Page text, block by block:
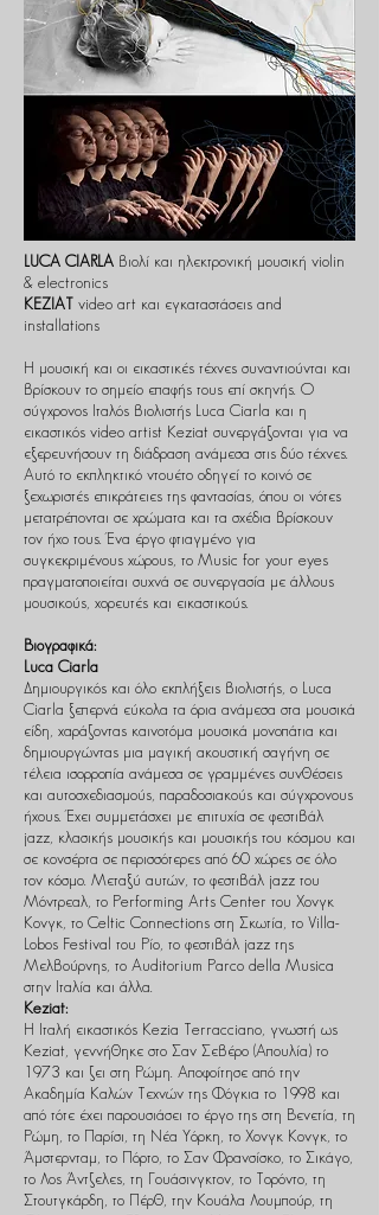
LUCA CIARLA βιολί και ηλεκτρονική μουσική violin
& electronics
KEZIAT video art και εγκαταστάσεις and
installations
Η μουσική και οι εικαστικές τέχνες συναντιούνται και
βρίσκουν το σημείο επαφής τους επί σκηνής. Ο
σύγχρονος Ιταλός βιολιστής Luca Ciarla και η
εικαστικός video artist Keziat συνεργάζονται για να
εξερευνήσουν τη διάδραση ανάμεσα στις δύο τέχνες.
Αυτό το εκπληκτικό ντουέτο οδηγεί το κοινό σε
ξεχωριστές επικράτειες της φαντασίας, όπου οι νότες
μετατρέπονται σε χρώματα και τα σχέδια βρίσκουν
τον ήχο τους. Ένα έργο φτιαγμένο για
συγκεκριμένους χώρους, το Music for your eyes
πραγματοποιείται συχνά σε συνεργασία με άλλους
μουσικούς, χορευτές και εικαστικούς.
Βιογραφικά:
Luca Ciarla
Δημιουργικός και όλο εκπλήξεις βιολιστής, ο Luca
Ciarla ξεπερνά εύκολα τα όρια ανάμεσα στα μουσικά
είδη, χαράζοντας καινοτόμα μουσικά μονοπάτια και
δημιουργώντας μια μαγική ακουστική σαγήνη σε
τέλεια ισορροπία ανάμεσα σε γραμμένες συνθέσεις
και αυτοσχεδιασμούς, παραδοσιακούς και σύγχρονους
ήχους. Έχει συμμετάσχει με επιτυχία σε φεστιβάλ
jazz, κλασικής μουσικής και μουσικής του κόσμου και
σε κονσέρτα σε περισσότερες από 60 χώρες σε όλο
τον κόσμο. Μεταξύ αυτών, το φεστιβάλ jazz του
Μόντρεαλ, το Performing Arts Center του Χονγκ
Κονγκ, το Celtic Connections στη Σκωτία, το Villa-
Lobos Festival του Ρίο, το φεστιβάλ jazz της
Μελβούρνης, το Auditorium Parco della Musica
στην Ιταλία και άλλα.
Keziat:
Η Ιταλή εικαστικός Kezia Terracciano, γνωστή ως
Keziat, γεννήθηκε στο Σαν Σεβέρο (Απουλία) το
1973 και ζει στη Ρώμη. Αποφοίτησε από την
Ακαδημία Καλών Τεχνών της Φόγκια το 1998 και
από τότε έχει παρουσιάσει το έργο της στη Βενετία, τη
Ρώμη, το Παρίσι, τη Νέα Υόρκη, το Χονγκ Κονγκ, το
Άμστερνταμ, το Πόρτο, το Σαν Φρανσίσκο, το Σικάγο,
το Λος Άντζελες, τη Γουάσινγκτον, το Τορόντο, τη
Στουτγκάρδη, το Πέρθ, την Κουάλα Λουμπούρ, τη